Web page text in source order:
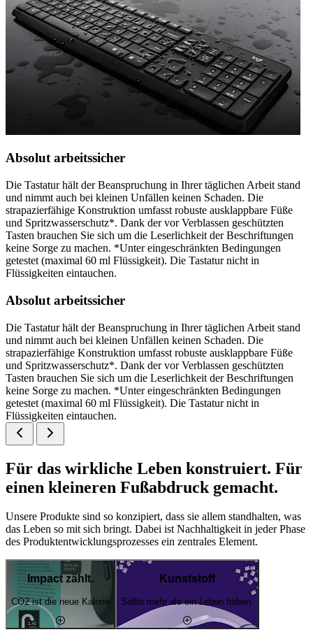
Absolut arbeitssicher
Die Tastatur hält der Beanspruchung in Ihrer täglichen Arbeit stand
und nimmt auch bei kleinen Unfällen keinen Schaden. Die
strapazierfähige Konstruktion umfasst robuste ausklappbare Füße
und Spritzwasserschutz*. Dank der vor Verblassen geschützten
Tasten brauchen Sie sich um die Leserlichkeit der Beschriftungen
keine Sorge zu machen. *Unter eingeschränkten Bedingungen
getestet (maximal 60 ml Flüssigkeit). Die Tastatur nicht in
Flüssigkeiten eintauchen.
Absolut arbeitssicher
Die Tastatur hält der Beanspruchung in Ihrer täglichen Arbeit stand
und nimmt auch bei kleinen Unfällen keinen Schaden. Die
strapazierfähige Konstruktion umfasst robuste ausklappbare Füße
und Spritzwasserschutz*. Dank der vor Verblassen geschützten
Tasten brauchen Sie sich um die Leserlichkeit der Beschriftungen
keine Sorge zu machen. *Unter eingeschränkten Bedingungen
getestet (maximal 60 ml Flüssigkeit). Die Tastatur nicht in
Flüssigkeiten eintauchen.
Für das wirkliche Leben konstruiert. Für
einen kleineren Fußabdruck gemacht.
Unsere Produkte sind so konzipiert, dass sie allem standhalten, was
das Leben so mit sich bringt. Dabei ist Nachhaltigkeit in jeder Phase
des Produktentwicklungsprozesses ein zentrales Element.
Impact zählt.
CO2 ist die neue Kalorie
Kunststoff
Sollte mehr als ein Leben haben.